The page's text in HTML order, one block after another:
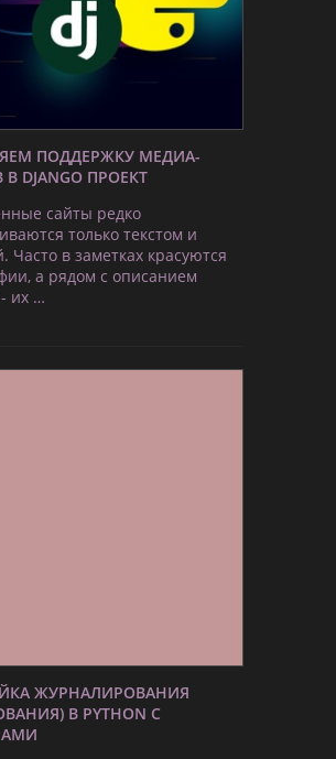
ПОДДЕРЖКУ МЕДИА-
DJANGO ПРОЕКТ
сайты редко
только текстом и
Часто в заметках красуются
а рядом с описанием
их …
ЖУРНАЛИРОВАНИЯ
В PYTHON С